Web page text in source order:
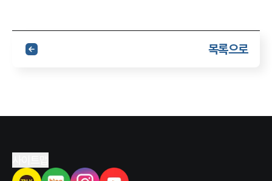
목록으로